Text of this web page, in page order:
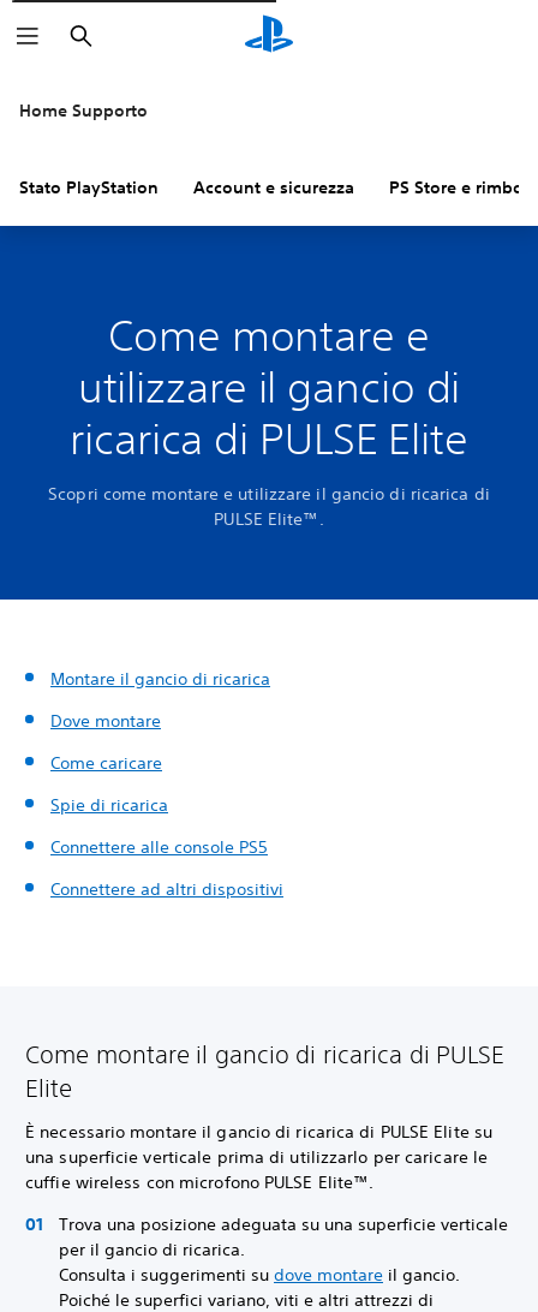
Cerca
Home Supporto
Stato PlayStation Account e sicurezza PS Store e
Come montare e
utilizzare il gancio di
ricarica di PULSE Elite
Scopri come montare e utilizzare il gancio di ricarica di
PULSE Elite™.
Montare il gancio di ricarica
Dove montare
Come caricare
Spie di ricarica
Connettere alle console PS5
Connettere ad altri dispositivi
Come montare il gancio di ricarica di PULSE
Elite
È necessario montare il gancio di ricarica di PULSE Elite su
una superficie verticale prima di utilizzarlo per caricare le
cuffie wireless con microfono PULSE Elite™.
Trova una posizione adeguata su una superficie verticale
per il gancio di ricarica.
Consulta i suggerimenti su dove montare il gancio.
Poiché le superfici variano, viti e altri attrezzi di